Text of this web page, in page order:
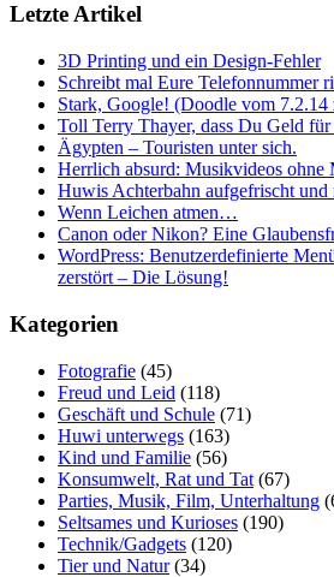
Letzte Artikel
3D Printing und ein Design-Fehler
Schreibt mal Eure Telefonnummer
Stark, Google! (Doodle vom 7.2.14
Toll Terry Thayer, dass Du Geld für
Ägypten – Touristen unter sich.
Herrlich absurd: Musikvideos ohne
Huwis Achterbahn aufgefrischt und
Wenn Leichen atmen…
Canon oder Nikon? Eine
WordPress: Benutzerdefinierte
zerstört – Die Lösung!
Kategorien
Fotografie (45)
Freud und Leid (118)
Geschäft und Schule (71)
Huwi unterwegs (163)
Kind und Familie (56)
Konsumwelt, Rat und Tat (67)
Parties, Musik, Film, Unterhaltung
Seltsames und Kurioses (190)
Technik/Gadgets (120)
Tier und Natur(34)